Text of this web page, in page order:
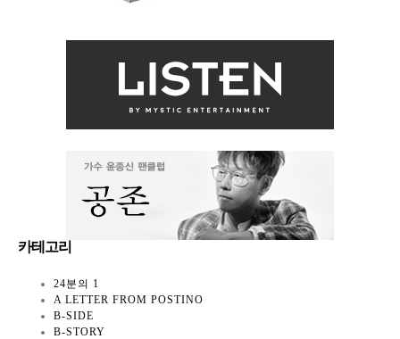
카테고리
24분의 1
A LETTER FROM POSTINO
B-SIDE
B-STORY